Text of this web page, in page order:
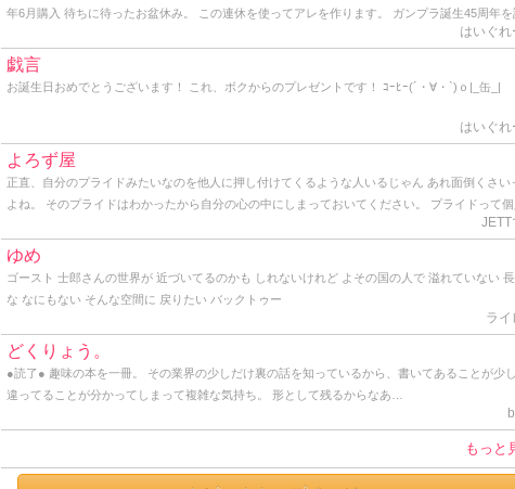
年6月購入 待ちに待ったお盆休み。 この連休を使ってアレを作ります。 ガンプラ誕生45周年を
して発売され、色んな意味で話題になった超変態級ガンプラ、｢Perfect Grade Unleashed （以
PGU） 1/60 νガンダム｣です。 2年前にPGU 初代ガンダムを作ってその素晴らしさを体験したし
祭りに便乗して購入。 購入価格は、まぁざっくりと定価の２割引でした。 到着日、仕事から
先日アルバムにアップした外箱がスッポリ入るデカい段ボール箱が玄関先に置かれており、そ
と共に出迎えた嫁はプラモ屋でも始めるつもりなのかと呆れ顔。 外箱を開けるとその中には大
のMGキットでよく見るサイズの大箱が3つ。 それぞれ内部フレーム用、外装パーツ用、フィン
ンネル用のランナーが入っています。 コレみて実感しました。 今から作るのはPGU νガンダム
と。 YouTubeの中で多くの有名モデラーさん達が感嘆の声と悲鳴を上げたPGU νガンダムが手
あるんだと。 正直言ってこんなに早くコイツを作る日が来るとは夢にも思わなかったワケです
早速ですが制作を開始します。 今回は塗装なしの完全パチ組でいきます。 そもそも色分けなん
要ないし。 この連休中にひたすら黙々と修行僧のように作ってしまおうと思います。 なお、組
て説明書ではフェーズ1からフェーズ5までの大工程で別れていて、フェーズ1は飾り用のスタ
で、フェーズ2は内部フレームの組み立てになっています。 この辺はだいたいPGU 初代ガンダ
同じ要領ですね。 ちなみに組み立て説明書ですが、110ページありました。 組み立て説明の他
説と完成見本写真が載っていましたが、これがちょっとした写真週刊誌並の分厚さ。 どうせな
とじでシコいグラビアでも差し込んだらいいのに。 そんなワケでまずはスタンドと内部フレー
はいぐれ
戯言
お誕生日おめでとうございます！ これ、ボクからのプレゼントです！ ｺｰﾋｰ(´・∀・`)ｏ|_缶_|
はいぐれ
よろず屋
正直、自分のプライドみたいなのを他人に押し付けてくるような人いるじゃん あれ面倒くさい
よね。 そのプライドはわかったから自分の心の中にしまっておいてください。 プライドって
思い持つもので、他人に共有させるもんじゃないし、他人に見せつけるものじゃないと思うね
近っうか、ここ一年ぐらいプライドの塊みたいなオッサンと仕事してるんだけど、とにかく面倒
ドってのはとてもとても大切なものだからね。 まっ、そんな感じで久しぶりに覗いてみたら、
にアクションがあったんで久しぶりに書いてみた。 ではでは。 そんな感じ。
JETT
ゆめ
ゴースト 士郎さんの世界が 近づいてるのかも しれないけれど よその国の人で 溢れていない 長
な なにもない そんな空間に 戻りたい バックトゥー
ライ
どくりょう。
●読了● 趣味の本を一冊。 その業界の少しだけ裏の話を知っているから、書いてあることが少
違ってることが分かってしまって複雑な気持ち。 形として残るからなあ…
もっと